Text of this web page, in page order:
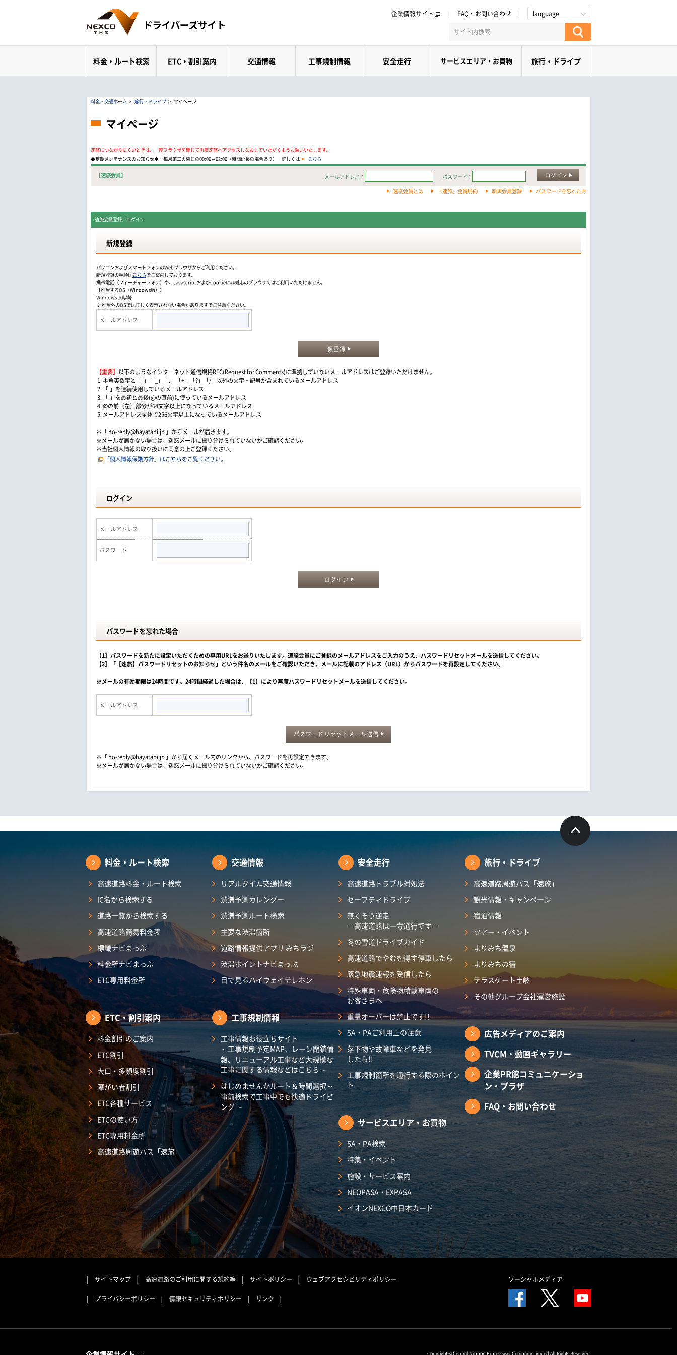
企業情報サイト FAQ・お問い合わせ language
料金・ルート検索 ETC・割引案内 交通情報 工事規制情報 安全走行 サービスエリア・お買物 旅行・ドライブ
料金・交通ホーム > 旅行・ドライブ > マイページ
マイページ
速旅につながりにくいときは、一度ブラウザを閉じて再度速旅へアクセスしなおしていただくようお願いいたします。
◆定期メンテナンスのお知らせ◆ 毎月第二火曜日の00:00～02:00（時間延長の場合あり） 詳しくは
こちら
【速旅会員】 メールアドレス： パスワード： ログイン
速旅会員とは 「速旅」会員規約 新規会員登録 パスワードを忘れた方
速旅会員登録／ログイン
新規登録
パソコンおよびスマートフォンのWebプラウザからご利用ください。
新規登録の手順はこちらでご案内しております。
携帯電話（フィーチャーフォン）や、JavascriptおよびCookieに非対応のブラウザではご利用いただけません。
【推奨するOS（Windows版）】
Windows 10以降
※ 推奨外のOSでは正しく表示されない場合がありますでご注意ください。
メールアドレス
仮登録
【重要】 以下のようなインターネット通信規格RFC(Request for Comments)に準拠していないメールアドレスはご登録いただけません。
1. 半角英数字と「-」「_」「.」「+」「?」「/」以外の文字・記号が含まれているメールアドレス
2. 「.」を連続使用しているメールアドレス
3. 「.」を最初と最後(@の直前)に使っているメールアドレス
4. @の前（左）部分が64文字以上になっているメールアドレス
5. メールアドレス全体で256文字以上になっているメールアドレス
※「 no-reply@hayatabi.jp 」からメールが届きます。
※メールが届かない場合は、迷惑メールに振り分けられていないかご確認ください。
※当社個人情報の取り扱いに同意の上ご登録ください。
「個人情報保護方針」はこちらをご覧ください。
ログイン
メールアドレス
パスワード
ログイン
パスワードを忘れた場合
【1】パスワードを新たに設定いただくための専用URLをお送りいたします。速旅会員にご登録のメールアドレスをご入力のうえ、パスワードリセットメールを送信してください。
【2】「【速旅】パスワードリセットのお知らせ」という件名のメールをご確認いただき、メールに記載のアドレス（URL）からパスワードを再設定してください。
※メールの有効期限は24時間です。24時間経過した場合は、【1】により再度パスワードリセットメールを送信してください。
メールアドレス
パスワードリセットメール送信
※「 no-reply@hayatabi.jp 」から届くメール内のリンクから、パスワードを再設定できます。
※メールが届かない場合は、迷惑メールに振り分けられていないかご確認ください。
料金・ルート検索
高速道路料金・ルート検索
IC名から検索する
道路一覧から検索する
高速道路簡易料金表
標識ナビまっぷ
料金所ナビまっぷ
ETC専用料金所
ETC・割引案内
料金割引のご案内
ETC割引
大口・多頻度割引
障がい者割引
ETC各種サービス
ETCの使い方
ETC専用料金所
高速道路周遊パス「速旅」
交通情報
リアルタイム交通情報
渋滞予測カレンダー​
渋滞予測ルート検索
主要な渋滞箇所
道路情報提供アプリ みちラジ
渋滞ポイントナビまっぷ
目で見るハイウェイテレホン
工事規制情報
工事情報お役立ちサイト
～工事規制予定MAP、レーン閉鎖情
報、リニューアル工事など大規模な
工事に関する情報などはこちら～
はじめませんかルート＆時間選択～
事前検索で工事中でも快適ドライビ
ング ～
安全走行
高速道路トラブル対処法
セーフティドライブ
無くそう逆走
―高速道路は一方通行です―
冬の雪道ドライブガイド
高速道路でやむを得ず停車したら
緊急地震速報を受信したら
特殊車両・危険物積載車両の
お客さまへ
重量オーバーは禁止です!!
SA・PAご利用上の注意
落下物や故障車などを発見
したら!!
工事規制箇所を通行する際のポイン
ト
サービスエリア・お買物
SA・PA検索
特集・イベント
施設・サービス案内
NEOPASA・EXPASA
イオンNEXCO中日本カード
旅行・ドライブ
高速道路周遊パス「速旅」
観光情報・キャンペーン
宿泊情報
ツアー・イベント
よりみち温泉
よりみちの宿
テラスゲート土岐
その他グループ会社運営施設
広告メディアのご案内
TVCM・動画ギャラリー
企業PR館コミュニケーショ
ン・プラザ
FAQ・お問い合わせ
サイトマップ 高速道路のご利用に関する規約等 サイトポリシー ウェブアクセシビリティポリシー
プライバシーポリシー 情報セキュリティポリシー リンク
ソーシャルメディア